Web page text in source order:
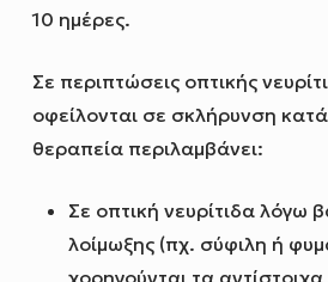
10 ημέρες.
Σε περιπτώσεις οπτικής
οφείλονται σε σκλήρυνση
θεραπεία περιλαμβάνει:
Σε οπτική νευρίτιδα λόγω
λοίμωξης (πχ. σύφιλη ή